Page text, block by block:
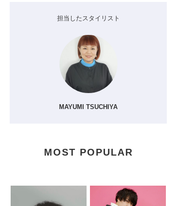
担当したスタイリスト
MAYUMI TSUCHIYA
MOST POPULAR